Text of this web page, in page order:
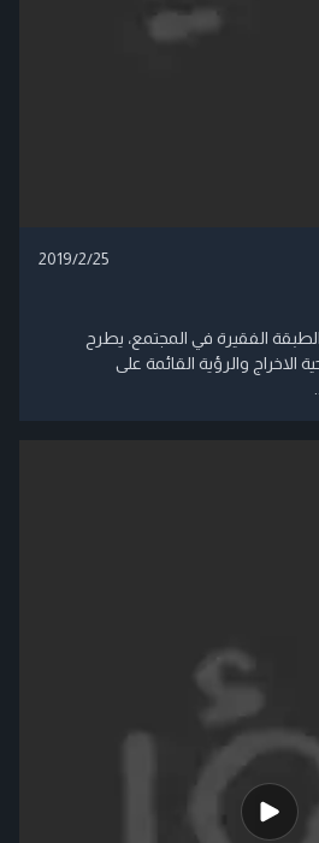
2019/2/25
الفقيرة في المجتمع، يطرح
والرؤية القائمة على